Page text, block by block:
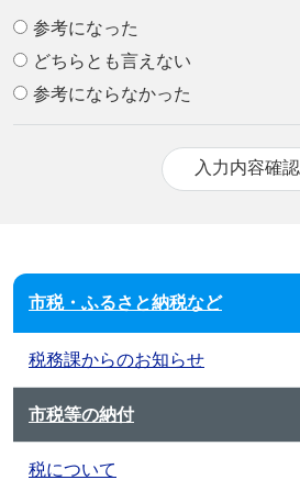
参考になった
どちらとも言えない
参考にならなかった
市税・ふるさと納税など
税務課からのお知らせ
市税等の納付
税について